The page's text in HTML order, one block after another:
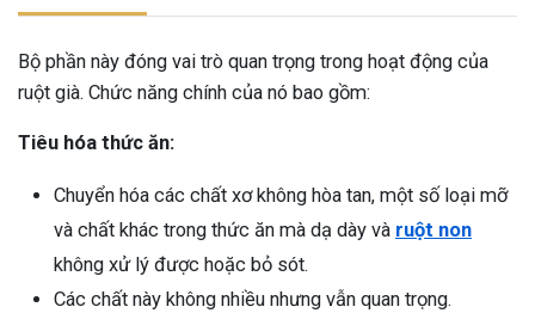
Bộ phần này đóng vai trò quan trọng trong hoạt động của
ruột già. Chức năng chính của nó bao gồm:
Tiêu hóa thức ăn:
Chuyển hóa các chất xơ không hòa tan, một số loại mỡ
và chất khác trong thức ăn mà dạ dày và ruột non
không xử lý được hoặc bỏ sót.
Các chất này không nhiều nhưng vẫn quan trọng.